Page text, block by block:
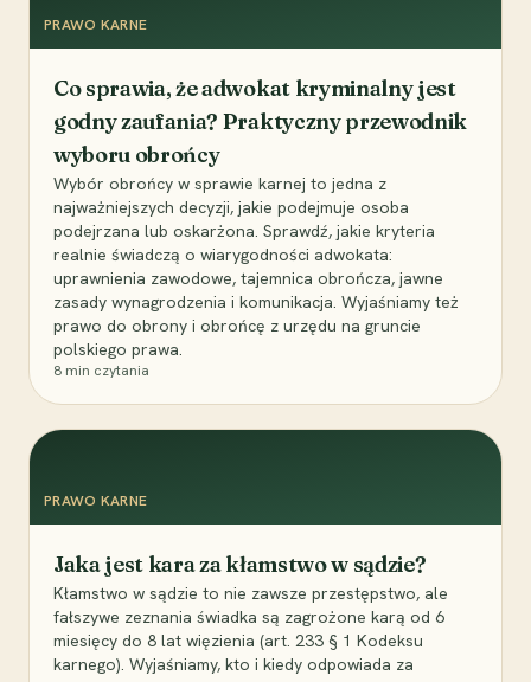
PRAWO KARNE
Co sprawia, że adwokat kryminalny jest
godny zaufania? Praktyczny przewodnik
wyboru obrońcy
Wybór obrońcy w sprawie karnej to jedna z
najważniejszych decyzji, jakie podejmuje osoba
podejrzana lub oskarżona. Sprawdź, jakie kryteria
realnie świadczą o wiarygodności adwokata:
uprawnienia zawodowe, tajemnica obrończa, jawne
zasady wynagrodzenia i komunikacja. Wyjaśniamy też
prawo do obrony i obrońcę z urzędu na gruncie
polskiego prawa.
8 min czytania
PRAWO KARNE
Jaka jest kara za kłamstwo w sądzie?
Kłamstwo w sądzie to nie zawsze przestępstwo, ale
fałszywe zeznania świadka są zagrożone karą od 6
miesięcy do 8 lat więzienia (art. 233 § 1 Kodeksu
karnego). Wyjaśniamy, kto i kiedy odpowiada za